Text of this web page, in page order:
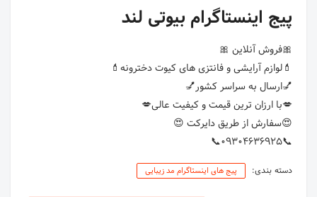
پیج اینستاگرام بیوتی لند
📞۰۹۳۰۴۶۳۶۹۲۵📞
دسته بندی: پیج های اینستاگرام مد زیبایی